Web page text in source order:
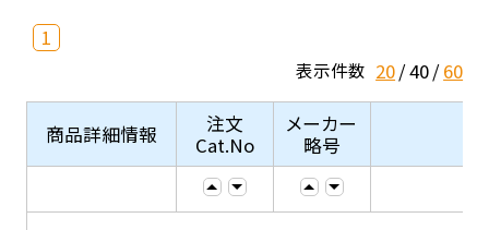
1
表示件数 20 40 60
商品詳細情報
注文
Cat.No
メーカー
略号